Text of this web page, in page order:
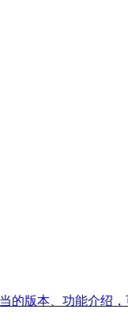
版本、功能介绍，